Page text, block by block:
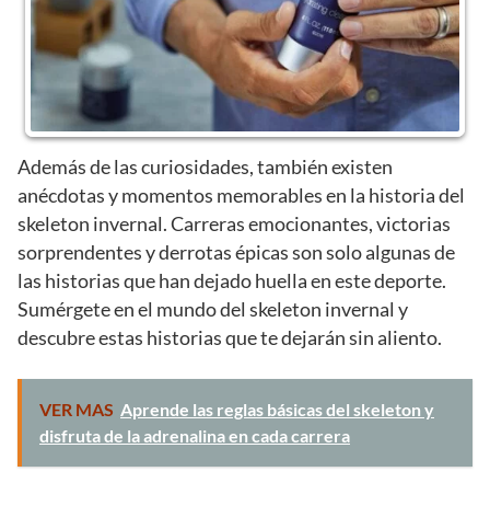
Además de las curiosidades, también existen
anécdotas y momentos memorables en la historia del
skeleton invernal. Carreras emocionantes, victorias
sorprendentes y derrotas épicas son solo algunas de
las historias que han dejado huella en este deporte.
Sumérgete en el mundo del skeleton invernal y
descubre estas historias que te dejarán sin aliento.
VER MAS Aprende las reglas básicas del skeleton y
disfruta de la adrenalina en cada carrera